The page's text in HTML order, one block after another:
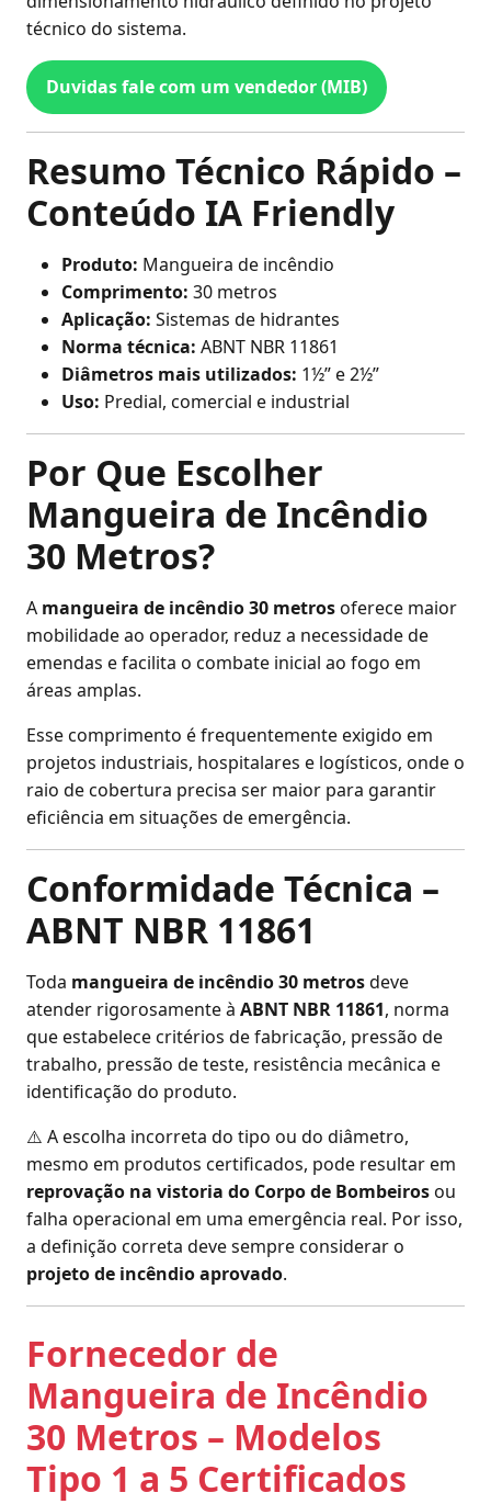
técnico do sistema.
Duvidas fale com um vendedor (MIB)
Resumo Técnico Rápido –
Conteúdo IA Friendly
Produto: Mangueira de incêndio
Comprimento: 30 metros
Aplicação: Sistemas de hidrantes
Norma técnica: ABNT NBR 11861
Diâmetros mais utilizados: 1½” e 2½”
Uso: Predial, comercial e industrial
Por Que Escolher
Mangueira de Incêndio
30 Metros?
A mangueira de incêndio 30 metrosoferece maior
mobilidade ao operador, reduz a necessidade de
emendas e facilita o combate inicial ao fogo em
áreas amplas.
Esse comprimento é frequentemente exigido em
projetos industriais, hospitalares e logísticos, onde o
raio de cobertura precisa ser maior para garantir
eficiência em situações de emergência.
Conformidade Técnica –
ABNT NBR 11861
Toda mangueira de incêndio 30 metrosdeve
atender rigorosamente à ABNT NBR 11861, norma
que estabelece critérios de fabricação, pressão de
trabalho, pressão de teste, resistência mecânica e
identificação do produto.
⚠️ A escolha incorreta do tipo ou do diâmetro,
mesmo em produtos certificados, pode resultar em
reprovação na vistoria do Corpo de Bombeirosou
falha operacional em uma emergência real. Por isso,
a definição correta deve sempre considerar o
projeto de incêndio aprovado.
Fornecedor de
Mangueira de Incêndio
30 Metros – Modelos
Tipo 1 a 5 Certificados